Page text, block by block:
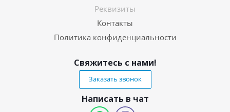
Реквизиты
Контакты
Политика конфиденциальности
Свяжитесь с нами!
Заказать звонок
Написать в чат